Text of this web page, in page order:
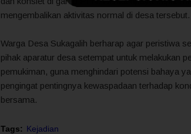
mengembalikan aktivitas normal di desa tersebut.
Warga Desa Sukagalih berharap agar peristiwa
pihak aparatur desa setempat untuk melakukan
pemukiman, guna menghindari potensi bahaya
pengingat pentingnya kewaspadaan terhadap
bersama.
Tags: Kejadian